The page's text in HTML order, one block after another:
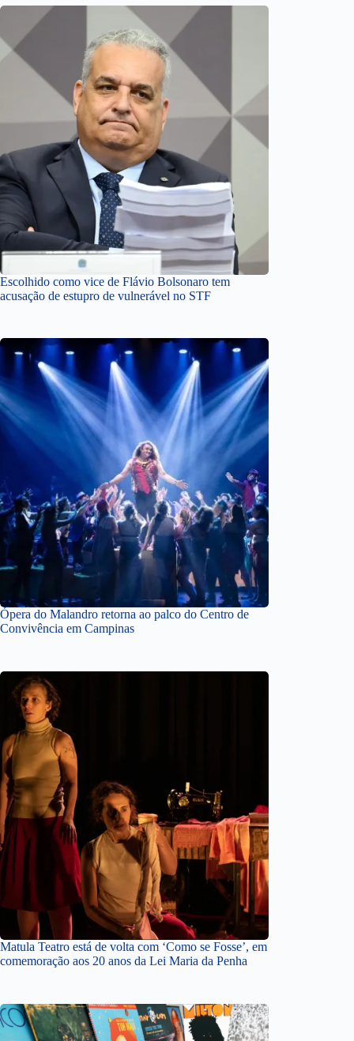
Escolhido como vice de Flávio Bolsonaro tem
acusação de estupro de vulnerável no STF
Ópera do Malandro retorna ao palco do Centro de
Convivência em Campinas
Matula Teatro está de volta com ‘Como se Fosse’, em
comemoração aos 20 anos da Lei Maria da Penha